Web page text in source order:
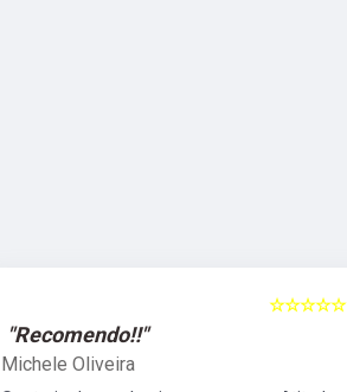
☆☆☆☆☆
"Recomendo!!"
Michele Oliveira